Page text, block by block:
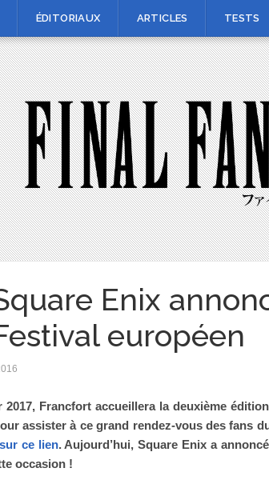
ÉDITORIAUX ARTICLES TESTS
Enix
européen
2017, Francfort accueillera la deuxième
assister à ce grand rendez-vous des fans
sur ce lien. Aujourd’hui, Square Enix a annoncé
occasion !